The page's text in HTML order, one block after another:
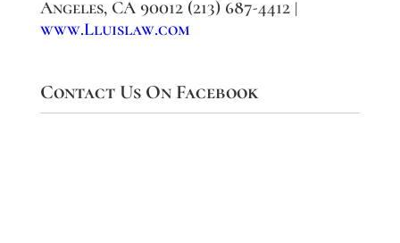
Angeles, CA 90012 (213) 687-4412 |
www.Lluislaw.com
Contact Us On Facebook